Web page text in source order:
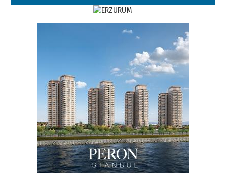
Esat BİNDESEN
Başkan Sekmen’den Erzurum’a
bir vizyon proje daha!
02 Ağustos 2026 Pazar
Kadir SABUNCUOĞLU
Erzurumspor’un köşe taşları
29 Haziran 2026 Pazartesi